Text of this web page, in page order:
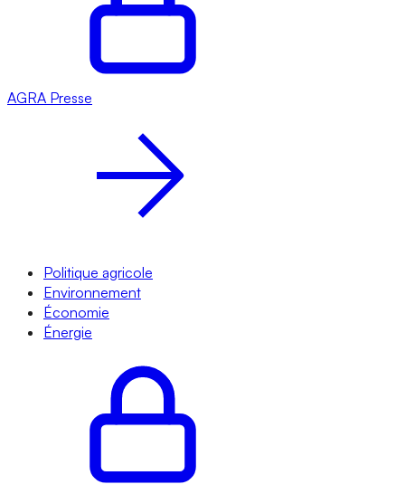
AGRA Presse
Politique agricole
Environnement
Économie
Énergie